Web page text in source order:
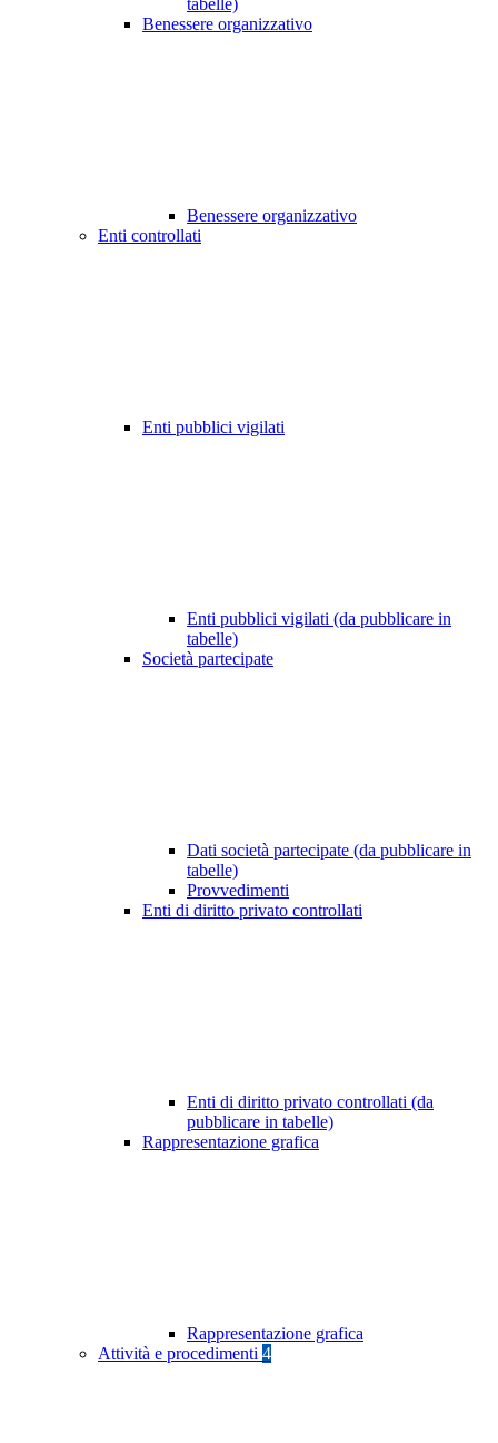
tabelle)
Benessere organizzativo
Benessere organizzativo
Enti controllati
Enti pubblici vigilati
Enti pubblici vigilati (da pubblicare in
tabelle)
Società partecipate
Dati società partecipate (da pubblicare in
tabelle)
Provvedimenti
Enti di diritto privato controllati
Enti di diritto privato controllati (da
pubblicare in tabelle)
Rappresentazione grafica
Rappresentazione grafica
Attività e procedimenti 4